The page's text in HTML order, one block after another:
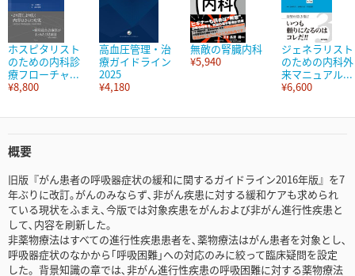
ホスピタリスト
のための内科診
療フローチャ...
¥8,800
高血圧管理・治
療ガイドライン
2025
¥4,180
無敵の腎臓内科
¥5,940
ジェネラリスト
のための内科外
来マニュアル...
¥6,600
概要
旧版『がん患者の呼吸器症状の緩和に関するガイドライン2016年版』を7
年ぶりに改訂｡がんのみならず､非がん疾患に対する緩和ケアも求められ
ている現状をふまえ､今版では対象疾患をがんおよび非がん進行性疾患と
して､内容を刷新した｡
非薬物療法はすべての進行性疾患患者を､薬物療法はがん患者を対象とし､
呼吸器症状のなかから｢呼吸困難｣への対応のみに絞って臨床疑問を設定
した。背景知識の章では､非がん進行性疾患の呼吸困難に対する薬物療法